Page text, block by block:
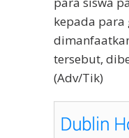
kepada
tersebut,
(Adv/Tik)